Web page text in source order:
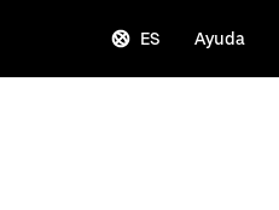
ES Ayuda